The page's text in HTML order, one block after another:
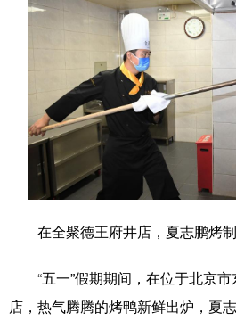
科创
书画
访谈 视频
法律 中央文件
食品 人居
彩票 娱乐
在全聚德王府井店，夏志鹏烤制
“五一”假期期间，在位于北京市
店，热气腾腾的烤鸭新鲜出炉，夏